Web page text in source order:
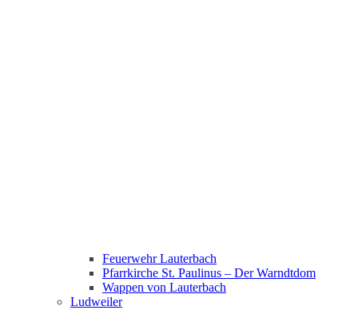
Feuerwehr Lauterbach
Pfarrkirche St. Paulinus – Der Warndtdom
Wappen von Lauterbach
Ludweiler